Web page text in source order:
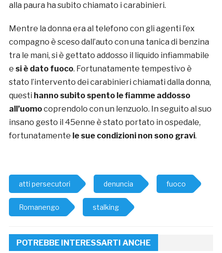
alla paura ha subito chiamato i carabinieri.
Mentre la donna era al telefono con gli agenti l’ex
compagno è sceso dall’auto con una tanica di benzina
tra le mani, si è gettato addosso il liquido infiammabile
e si è dato fuoco. Fortunatamente tempestivo è
stato l’intervento dei carabinieri chiamati dalla donna,
questi hanno subito spento le fiamme addosso
all’uomocoprendolo con un lenzuolo. In seguito al suo
insano gesto il 45enne è stato portato in ospedale,
fortunatamente le sue condizioni non sono gravi.
atti persecutori denuncia fuoco
Romanengo stalking
POTREBBE INTERESSARTI ANCHE